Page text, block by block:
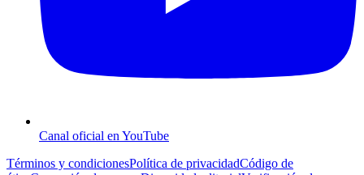
Canal oficial en YouTube
Términos y condicionesPolítica de privacidadCódigo de